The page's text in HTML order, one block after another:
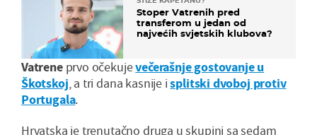
Stoper Vatrenih pred
transferom u jedan od
najvećih svjetskih klubova?
Vatreneprvo očekujevečerašnje gostovanje u
Škotskoj, a tri dana kasnije isplitski dvoboj protiv
Portugala.
Hrvatska je trenutačno druga u skupini sa sedam